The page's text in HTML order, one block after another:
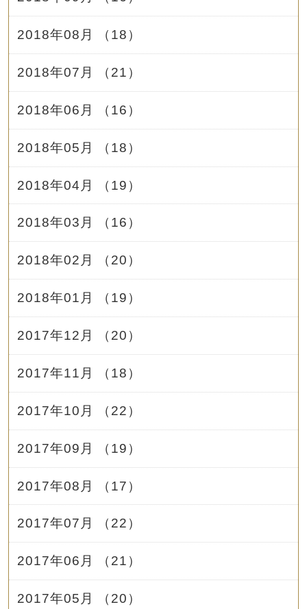
2018年08月 （18）
2018年07月 （21）
2018年06月 （16）
2018年05月 （18）
2018年04月 （19）
2018年03月 （16）
2018年02月 （20）
2018年01月 （19）
2017年12月 （20）
2017年11月 （18）
2017年10月 （22）
2017年09月 （19）
2017年08月 （17）
2017年07月 （22）
2017年06月 （21）
2017年05月 （20）